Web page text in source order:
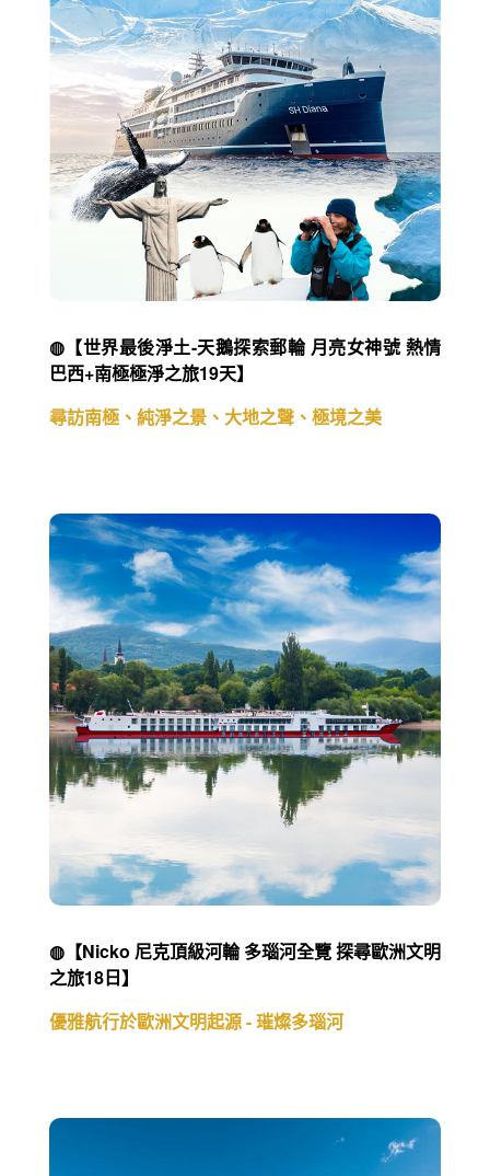
◍【世界最後淨土-天鵝探索郵輪 月亮女神號 熱情
巴西+南極極淨之旅19天】
尋訪南極、純淨之景、大地之聲、極境之美
◍【Nicko 尼克頂級河輪 多瑙河全覽 探尋歐洲文明
之旅18日】
優雅航行於歐洲文明起源 - 璀燦多瑙河